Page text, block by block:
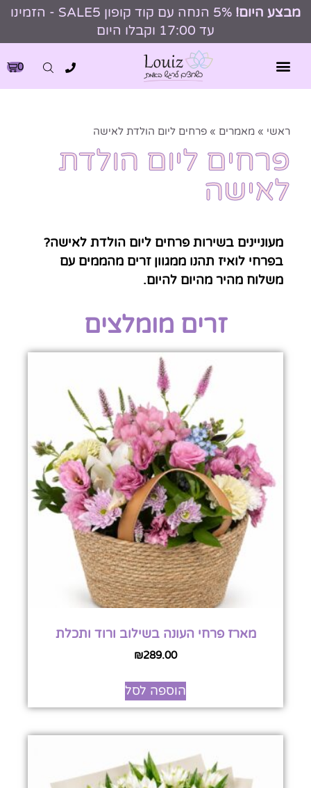
מבצע היום!
5% הנחה עם קוד קופון SALE5 - הזמינו
עד 17:00 וקבלו היום
0
ראשי » מאמרים » פרחים ליום הולדת לאישה
פרחים ליום הולדת
לאישה
מעוניינים בשירות פרחים ליום הולדת לאישה?
בפרחי לואיז תהנו ממגוון זרים מהממים עם
משלוח מהיר מהיום להיום.
זרים מומלצים
מארז פרחי העונה בשילוב ורוד ותכלת
₪289.00
הוספה לסל